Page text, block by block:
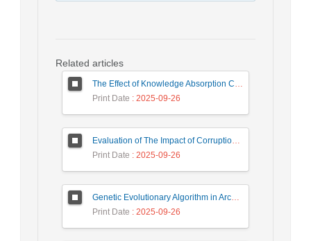
Related articles
The Effect of Knowledge Absorption Capacity, Mindfulness, and Agility on Organizational Performance, with an Emphasis on the Mediating Role of Business Model Innovation (case study: small and medium enterprises of Kurdistan province)
Print Date : 2025-09-26
Evaluation of The Impact of Corruption on The Profitability of The Iranian Banking System Through Measuring Internal Bank Components
Print Date : 2025-09-26
Genetic Evolutionary Algorithm in Architecture: Analyzing the Methods of Genetic Evolutionary Algorithms in the Process of Reproducing the Aesthetic Values of Architectural Design
Print Date : 2025-09-26